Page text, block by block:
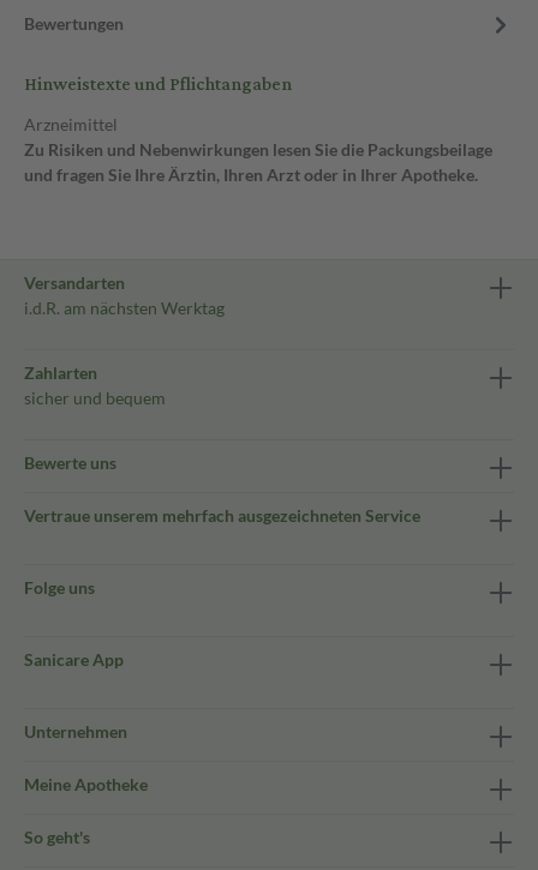
Bewertungen
Hinweistexte und Pflichtangaben
Arzneimittel
Zu Risiken und Nebenwirkungen lesen Sie die Packungsbeilage
und fragen Sie Ihre Ärztin, Ihren Arzt oder in Ihrer Apotheke.
Versandarten
i.d.R. am nächsten Werktag
Zahlarten
sicher und bequem
Bewerte uns
Vertraue unserem mehrfach ausgezeichneten Service
Folge uns
Sanicare App
Unternehmen
Meine Apotheke
So geht's